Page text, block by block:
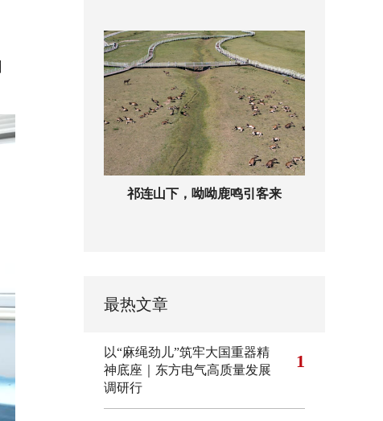
祁连山下，呦呦鹿鸣引客来
最热文章
以“麻绳劲儿”筑牢大国重器精
神底座｜东方电气高质量发展
调研行
1